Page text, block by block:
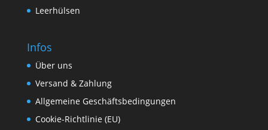
Leerhülsen
Infos
Über uns
Versand & Zahlung
Allgemeine Geschäftsbedingungen
Cookie-Richtlinie (EU)